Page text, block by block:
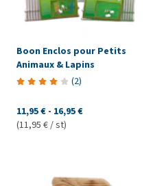
Boon Enclos pour Petits
Animaux & Lapins
(2)
11,95 € - 16,95 €
(11,95 € / st)